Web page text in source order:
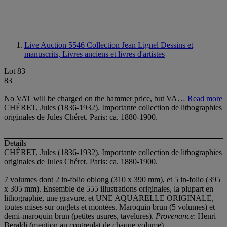
Live Auction 5546 Collection Jean Lignel Dessins et
manuscrits, Livres anciens et livres d'artistes
Lot 83
83
No VAT will be charged on the hammer price, but VA… Read more
CHÉRET, Jules (1836-1932). Importante collection de lithographies
originales de Jules Chéret. Paris: ca. 1880-1900.
Details
CHÉRET, Jules (1836-1932). Importante collection de lithographies
originales de Jules Chéret. Paris: ca. 1880-1900.
7 volumes dont 2 in-folio oblong (310 x 390 mm), et 5 in-folio (395
x 305 mm). Ensemble de 555 illustrations originales, la plupart en
lithographie, une gravure, et UNE AQUARELLE ORIGINALE,
toutes mises sur onglets et montées. Maroquin brun (5 volumes) et
demi-maroquin brun (petites usures, tavelures). Provenance: Henri